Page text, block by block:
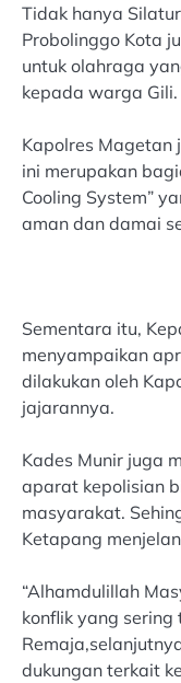
Tidak hanya
Probolinggo Kota
untuk olahraga
kepada warga Gili.
Kapolres Magetan
ini merupakan
Cooling System”
aman dan damai
Sementara itu,
menyampaikan
dilakukan oleh
jajarannya.
Kades Munir juga
aparat kepolisian
masyarakat.
Ketapang
“Alhamdulillah
konflik yang
dukungan terkait